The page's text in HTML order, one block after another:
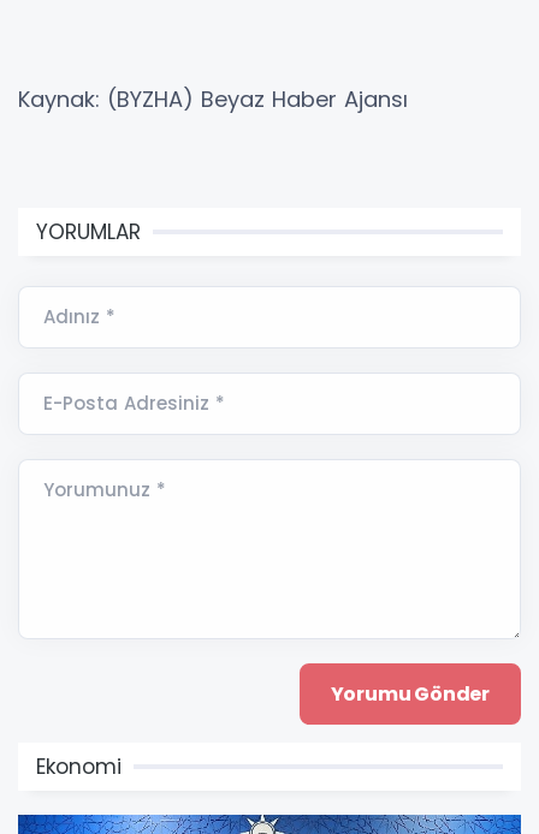
Kaynak: (BYZHA) Beyaz Haber Ajansı
YORUMLAR
Adınız *
E-Posta Adresiniz *
Yorumunuz *
Ekonomi